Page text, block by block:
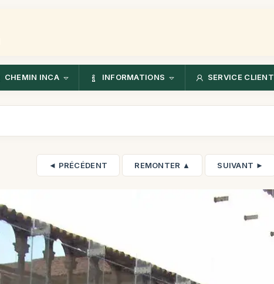
CHEMIN INCA INFORMATIONS SERVICE CLIENT
◄ PRÉCÉDENT REMONTER ▲ SUIVANT ►